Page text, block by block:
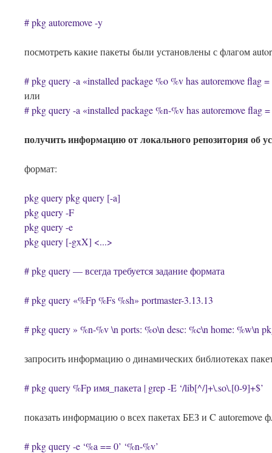
# pkg autoremove -y
посмотреть какие пакеты были установлены с флагом
# pkg query -a «installed package %o %v has autoremove flag =
или
# pkg query -a «installed package %n-%v has autoremove flag
получить информацию от локального репозитория об
формат:
pkg querypkg query [-a]
pkg query -F
pkg query -e
pkg query [-gxX] <...>
# pkg query — всегда требуется задание формата
# pkg query «%Fp %Fs %sh» portmaster-3.13.13
# pkg query » %n-%v \n ports: %o\n desc: %c\n home: %w\n
запросить информацию о динамических библиотеках
# pkg query %Fp имя_пакета | grep -E ‘/lib[^/]+\.so\.[0-9]+$’
показать информацию о всех пакетах БЕЗ и C autoremove
# pkg query -e ‘%a == 0’ ‘%n-%v’